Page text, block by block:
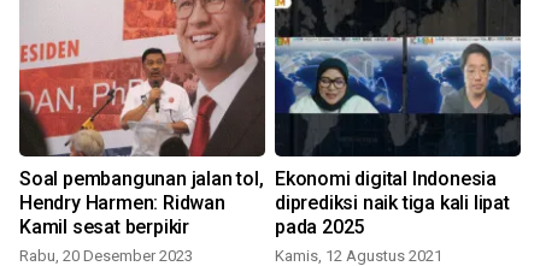
Soal pembangunan jalan tol,
Hendry Harmen: Ridwan
Kamil sesat berpikir
Rabu, 20 Desember 2023
Ekonomi digital Indonesia
diprediksi naik tiga kali lipat
pada 2025
Kamis, 12 Agustus 2021